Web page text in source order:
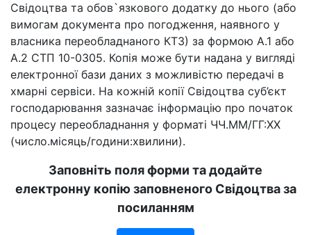
Свідоцтва та обов`язкового додатку до нього (або
вимогам документа про погодження, наявного у
власника переобладнаного КТЗ) за формою А.1 або
А.2 СТП 10-0305. Копія може бути надана у вигляді
електронної бази даних з можливістю передачі в
хмарні сервіси. На кожній копії Свідоцтва суб’єкт
господарювання зазначає інформацію про початок
процесу переобладнання у форматі ЧЧ.ММ/ГГ:ХХ
(число.місяць/години:хвилини).
Заповніть поля форми та додайте
електронну копію заповненого Свідоцтва за
посиланням